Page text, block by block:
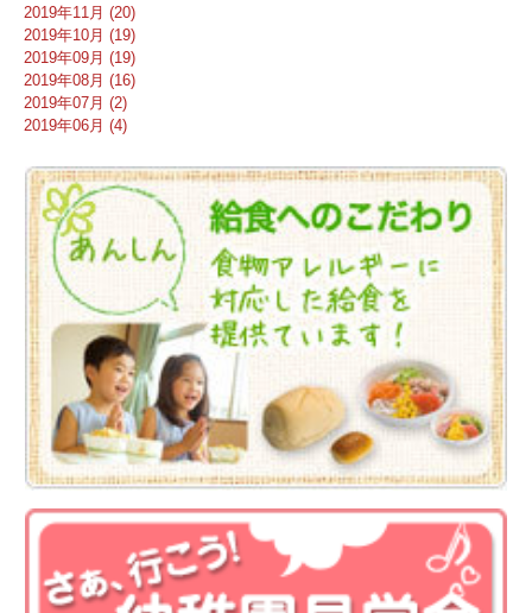
2019年11月 (20)
2019年10月 (19)
2019年09月 (19)
2019年08月 (16)
2019年07月 (2)
2019年06月 (4)